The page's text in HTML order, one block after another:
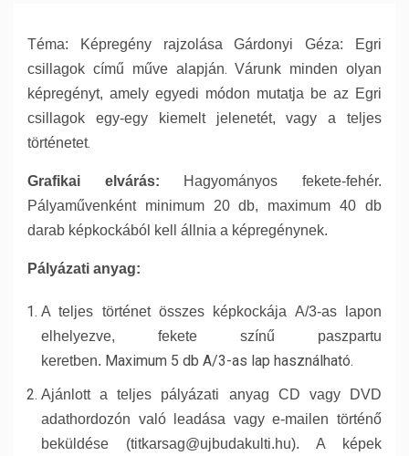
Téma: Képregény rajzolása Gárdonyi Géza: Egri
csillagok című műve alapján.Várunk minden olyan
képregényt, amely egyedi módon mutatja be az Egri
csillagok egy-egy kiemelt jelenetét, vagy
a teljes
történetet.
Grafikai elvárás: Hagyományos fekete-fehér.
Pályaművenként minimum 20 db, maximum 40 db
darab képkockából kell állnia a képregénynek.
Pályázati anyag:
A teljes történet összes képkockája A/3-as lapon
elhelyezve, fekete színű paszpartu
keretben. Maximum 5 db A/3-as lap használható.
Ajánlott a teljes pályázati anyag CD vagy DVD
adathordozón való leadása vagy e-mailen történő
beküldése (titkarsag@ujbudakulti.hu). A képek